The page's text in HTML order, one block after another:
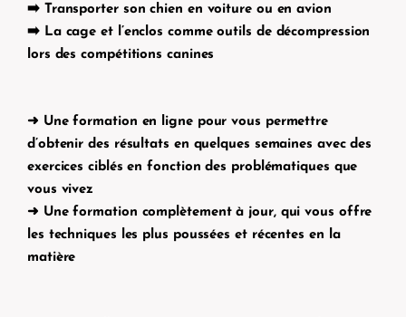
➡️ Transporter son chien en voiture ou en avion
➡️ La cage et l’enclos comme outils de décompression
lors des compétitions canines
➜ Une formation en ligne pour vous permettre
d’obtenir des résultats en quelques semaines avec des
exercices ciblés en fonction des problématiques que
vous vivez
➜ Une formation complètement à jour, qui vous offre
les techniques les plus poussées et récentes en la
matière